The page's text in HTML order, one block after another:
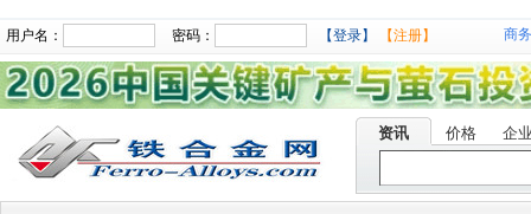
用户名： 密码： 【登录】 【注册】 商
资讯 价格 企